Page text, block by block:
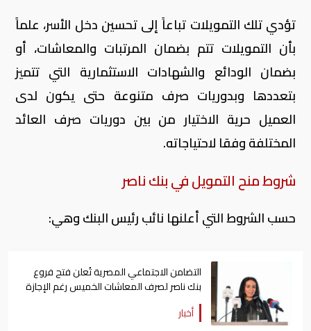
تؤدي تلك التمويلات تباعاً إلى تحسين دخل الأسر، علماً
بأن التمويلات تتم بضمان المرتبات والمعاشات، أو
بضمان الودائع والشهادات الاستثمارية التي تتميز
بتعددها وبدوريات صرف متنوعة حتى يكون لدى
العميل حرية الاختيار من بين دوريات صرف العائد
المختلفة وفقا لاحتياجاته.
شروط منح التمويل في بنك ناصر
حسب الشروط التي أعلنها نائب رئيس البنك وهي:
التضامن الاجتماعي المصرية تُعلن فتح فروع
بنك ناصر لصرف المعاشات الخميس رغم الإجازة
أخبار